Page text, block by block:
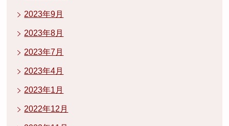
2023年9月
2023年8月
2023年7月
2023年4月
2023年1月
2022年12月